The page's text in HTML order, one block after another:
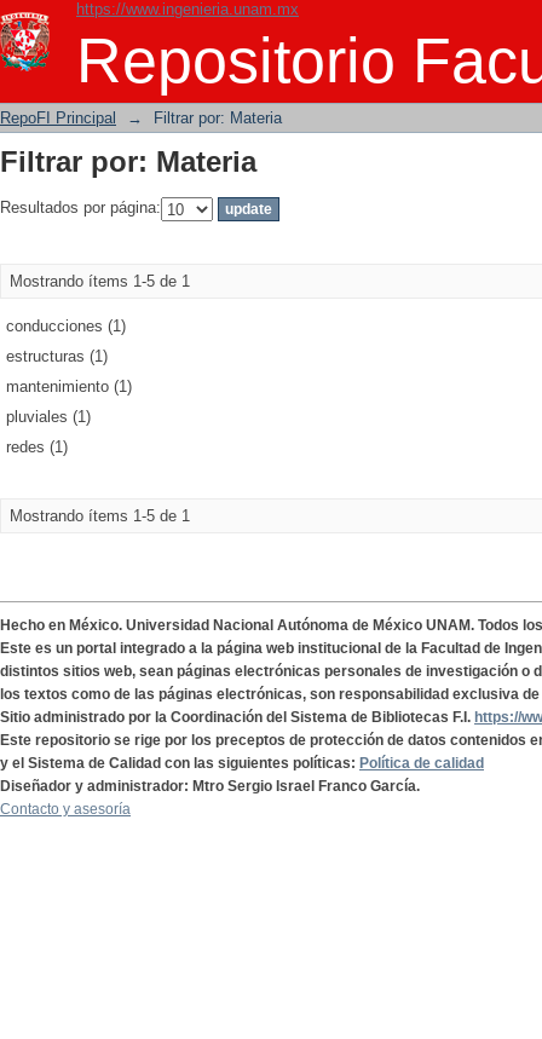
https://www.ingenieria.unam.mx
Repositorio
Filtrar por: Materia
RepoFI Principal → Filtrar por: Materia
Filtrar por: Materia
Resultados por página:
Mostrando ítems 1-5 de 1
conducciones (1)
estructuras (1)
mantenimiento (1)
pluviales (1)
redes (1)
Mostrando ítems 1-5 de 1
Hecho en México. Universidad Nacional Autónoma de México UNAM. Todos
Este es un portal integrado a la página web institucional de la Facultad de
distintos sitios web, sean páginas electrónicas personales de investigación o
los textos como de las páginas electrónicas, son responsabilidad exclusiva
Sitio administrado por la Coordinación del Sistema de Bibliotecas F.I. https://
Este repositorio se rige por los preceptos de protección de datos contenidos
y el Sistema de Calidad con las siguientes políticas: Política de calidad
Diseñador y administrador: Mtro Sergio Israel Franco García.
Contacto y asesoría